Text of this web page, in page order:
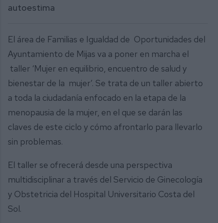
autoestima
El área de Familias e Igualdad de Oportunidades del
Ayuntamiento de Mijas va a poner en marcha el
taller ‘Mujer en equilibrio, encuentro de salud y
bienestar de la mujer’. Se trata de un taller abierto
a toda la ciudadanía enfocado en la etapa de la
menopausia de la mujer, en el que se darán las
claves de este ciclo y cómo afrontarlo para llevarlo
sin problemas.
El taller se ofrecerá desde una perspectiva
multidisciplinar a través del Servicio de Ginecología
y Obstetricia del Hospital Universitario Costa del
Sol.